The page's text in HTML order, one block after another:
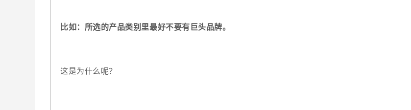
比如：所选的产品类别里最好不要有巨头品牌。
这是为什么呢？